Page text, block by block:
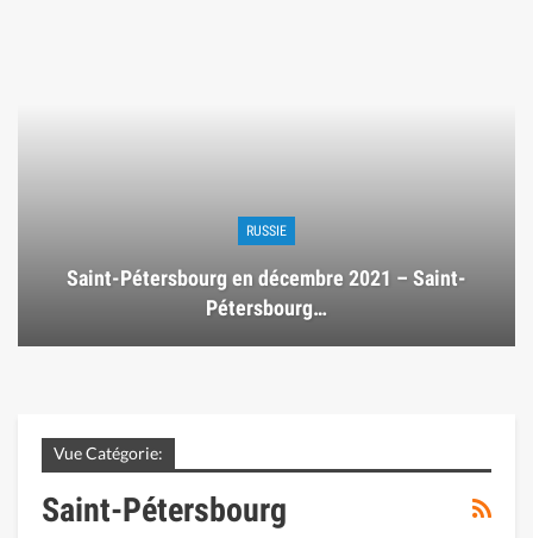
RUSSIE
Saint-Pétersbourg en décembre 2021 – Saint-
Pétersbourg…
Vue Catégorie:
Saint-Pétersbourg